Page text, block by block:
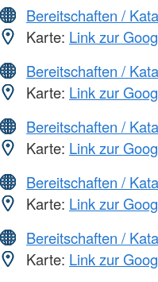
Bereitschaften /
Karte: Link zur
Bereitschaften /
Karte: Link zur
Bereitschaften /
Karte: Link zur
Bereitschaften /
Karte: Link zur
Bereitschaften /
Karte: Link zur